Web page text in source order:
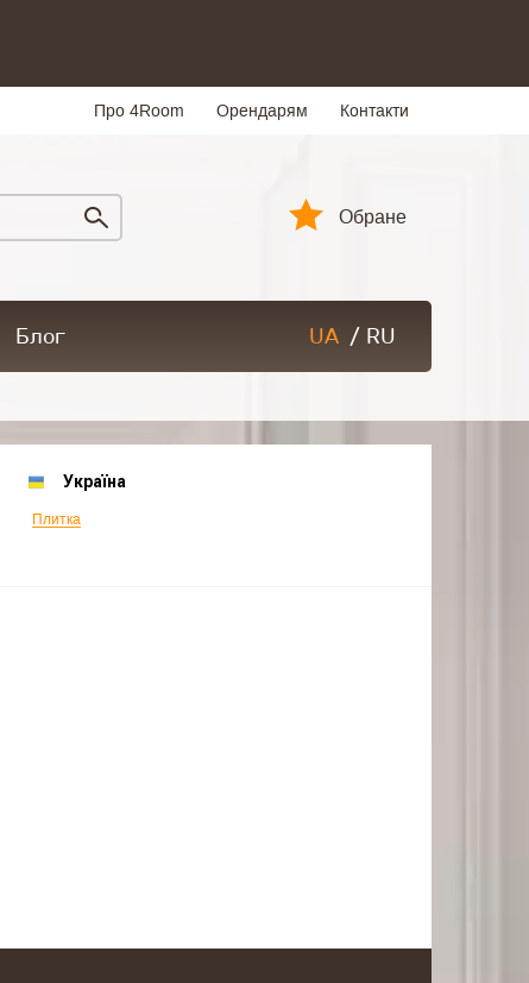
Про 4Room Орендарям Контакти
Обране
Блог UA / RU
Україна
Плитка